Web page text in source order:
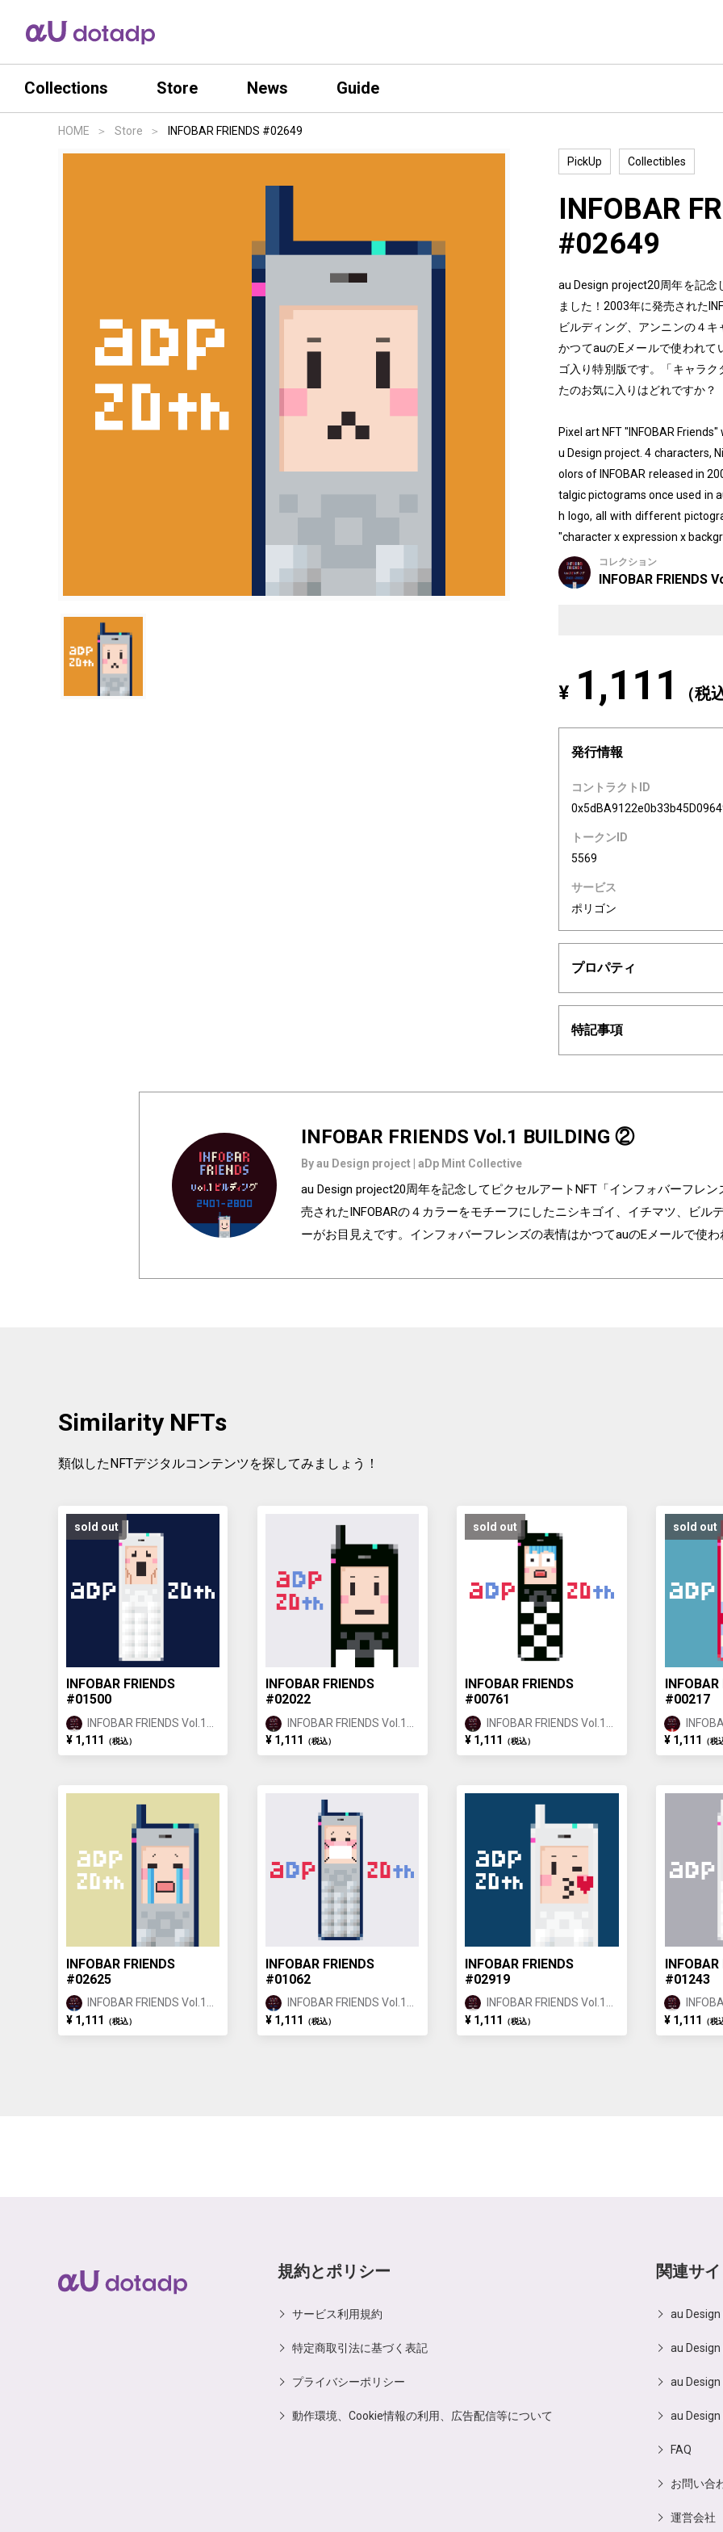
Collections Store News Guide
HOME Store INFOBAR FRIENDS #02649
PickUp Collectibles
INFOBAR
#02649
au Design project20周年を記念
ました！2003年に発売された
ビルディング、アンニンの４
かつてauのEメールで使われて
ゴ入り特別版です。「キャラ
たのお気に入りはどれですか？
Pixel art NFT "INFOBAR
u Design project. 4 characters,
olors of INFOBAR released in
talgic pictograms once used in
h logo, all with different
"character x expression x
コレクション
INFOBAR FRIENDS
¥ 1,111 （税
発行情報
コントラクトID
トークンID
5569
サービス
ポリゴン
プロパティ
特記事項
INFOBAR FRIENDS Vol.1 BUILDING ②
By au Design project | aDp Mint Collective
au Design project20周年を記念してピクセルアートNFT「インフォバーフレ
売されたINFOBARの４カラーをモチーフにしたニシキゴイ、イチマツ、ビル
ーがお目見えです。インフォバーフレンズの表情はかつてauのEメールで使
種類♪あなたのお気に入りはどれですか？ Pixel art NFT "INFOBAR Friends"
Similarity NFTs
類似したNFTデジタルコンテンツを探してみましょう！
sold out
INFOBAR FRIENDS
#01500
INFOBAR FRIENDS Vol.1
ANNIN ①
¥ 1,111 （税込）
INFOBAR FRIENDS
#02022
INFOBAR FRIENDS Vol.1
ICHIMATSU ②
¥ 1,111 （税込）
sold out
INFOBAR FRIENDS
#00761
INFOBAR FRIENDS Vol.1
ICHIMATSU ①
¥ 1,111 （税込）
sold out
#00217
¥ 1,111 （税
INFOBAR FRIENDS
#02625
INFOBAR FRIENDS Vol.1
BUILDING ②
¥ 1,111 （税込）
INFOBAR FRIENDS
#01062
INFOBAR FRIENDS Vol.1
BUILDING ①
¥ 1,111 （税込）
INFOBAR FRIENDS
#02919
INFOBAR FRIENDS Vol.1
ANNIN ②
¥ 1,111 （税込）
INFOBAR
#01243
ANNIN
¥ 1,111 （税
規約とポリシー
サービス利用規約
特定商取引法に基づく表記
プライバシーポリシー
動作環境、Cookie情報の利用、広告配信等について
関連サイ
au
au
au
au
FAQ
お問い合
運営会社